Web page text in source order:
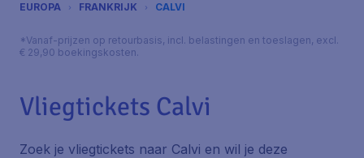
EUROPA FRANKRIJK CALVI
*Vanaf-prijzen op retourbasis, incl. belastingen en toeslagen, excl.
€ 29,90 boekingskosten.
Vliegtickets Calvi
Zoek je vliegtickets naar Calvi en wil je deze